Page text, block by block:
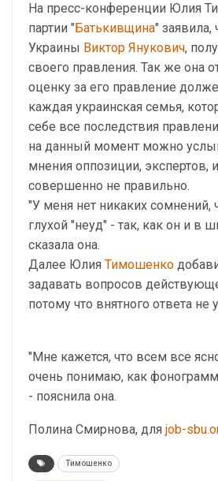
На пресс-конференции Юлия
партии "Батькивщина" заявила,
Украины Виктор Янукович,
своего правления. Так же она
оценку за его правление
каждая украинская семья,
себе все последствия
на данный момент можно
мнения оппозиции, экспертов,
совершенно не правильно.
"У меня нет никаких сомнений,
глухой "неуд" - так, как он и в
сказала она.
Далее Юлия Тимошенко
задавать вопросов
потому что внятного ответа не
"Мне кажется, что всем все
очень понимаю, как
- пояснила она.
Полина Смирнова, для job-
Тимошенко